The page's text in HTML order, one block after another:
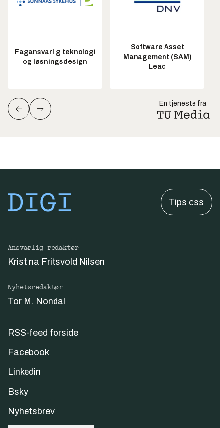
Fagansvarlig teknologi
og løsningsdesign
Software Asset
Management (SAM)
Lead
En tjeneste fra
Tips oss
Ansvarlig redaktør
Kristina Fritsvold Nilsen
Nyhetsredaktør
Tor M. Nondal
RSS-feed forside
Facebook
Linkedin
Bsky
Nyhetsbrev